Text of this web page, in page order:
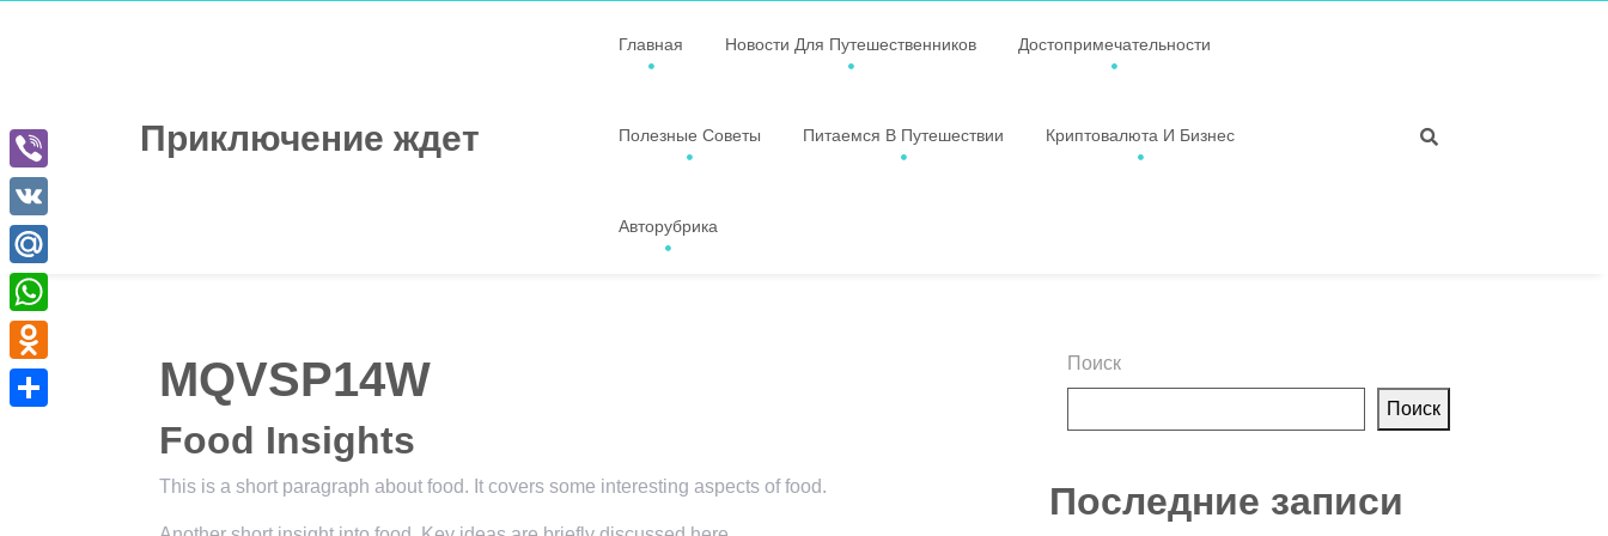
Приключение ждет
Главная Новости Для Путешественников Достопримечательности
Полезные Советы Питаемся В Путешествии Криптовалюта И Бизнес
Авторубрика
MQVSP14W
Food Insights
This is a short paragraph about food. It covers some interesting aspects of food.
Поиск
Поиск
Последние записи
Viber
VK
Mail.Ru
WhatsApp
Odnoklassniki